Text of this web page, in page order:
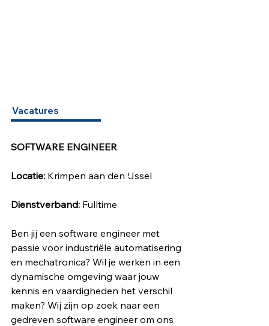
Vacatures
SOFTWARE ENGINEER​
Locatie: Krimpen aan den IJssel
Dienstverband: Fulltime
Ben jij een software engineer met
passie voor industriële automatisering
en mechatronica? Wil je werken in een
dynamische omgeving waar jouw
kennis en vaardigheden het verschil
maken? Wij zijn op zoek naar een
gedreven software engineer om ons